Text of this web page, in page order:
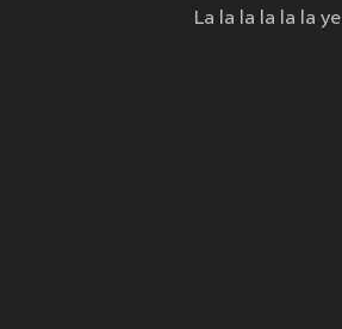
La la la la la la ye